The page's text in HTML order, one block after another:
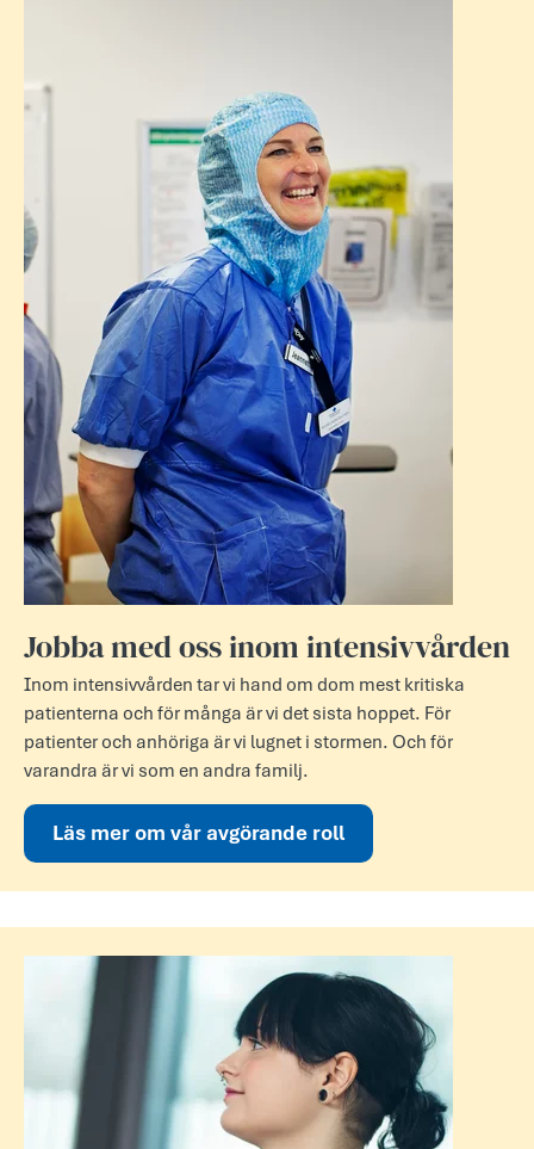
Jobba med oss inom intensivvården
Inom intensivvården tar vi hand om dom mest kritiska
patienterna och för många är vi det sista hoppet. För
patienter och anhöriga är vi lugnet i stormen. Och för
varandra är vi som en andra familj.
Läs mer om vår avgörande roll